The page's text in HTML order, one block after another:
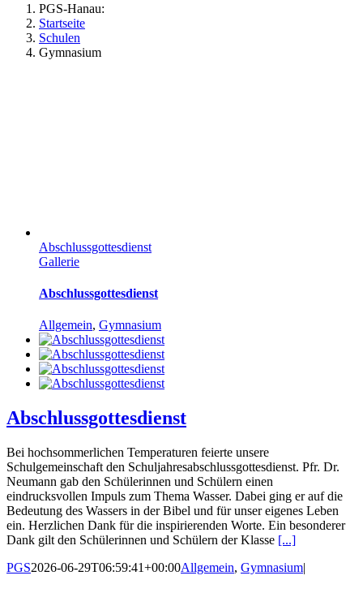
PGS-Hanau:
Startseite
Schulen
Gymnasium
Abschlussgottesdienst
Gallerie
Abschlussgottesdienst
Allgemein, Gymnasium
Abschlussgottesdienst
Bei hochsommerlichen Temperaturen feierte unsere
Schulgemeinschaft den Schuljahresabschlussgottesdienst. Pfr. Dr.
Neumann gab den Schülerinnen und Schülern einen
eindrucksvollen Impuls zum Thema Wasser. Dabei ging er auf die
Bedeutung des Wassers in der Bibel und für unser eigenes Leben
ein. Herzlichen Dank für die inspirierenden Worte. Ein besonderer
Dank gilt den Schülerinnen und Schülern der Klasse [...]
PGS2026-06-29T06:59:41+00:00Allgemein, Gymnasium|